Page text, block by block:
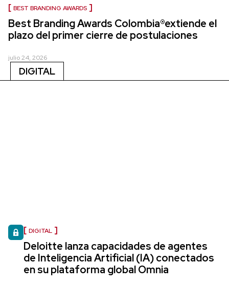
BEST BRANDING AWARDS
Best Branding Awards Colombia®extiende el
plazo del primer cierre de postulaciones
julio 24, 2026
DIGITAL
DIGITAL
Deloitte lanza capacidades de agentes
de Inteligencia Artificial (IA) conectados
en su plataforma global Omnia